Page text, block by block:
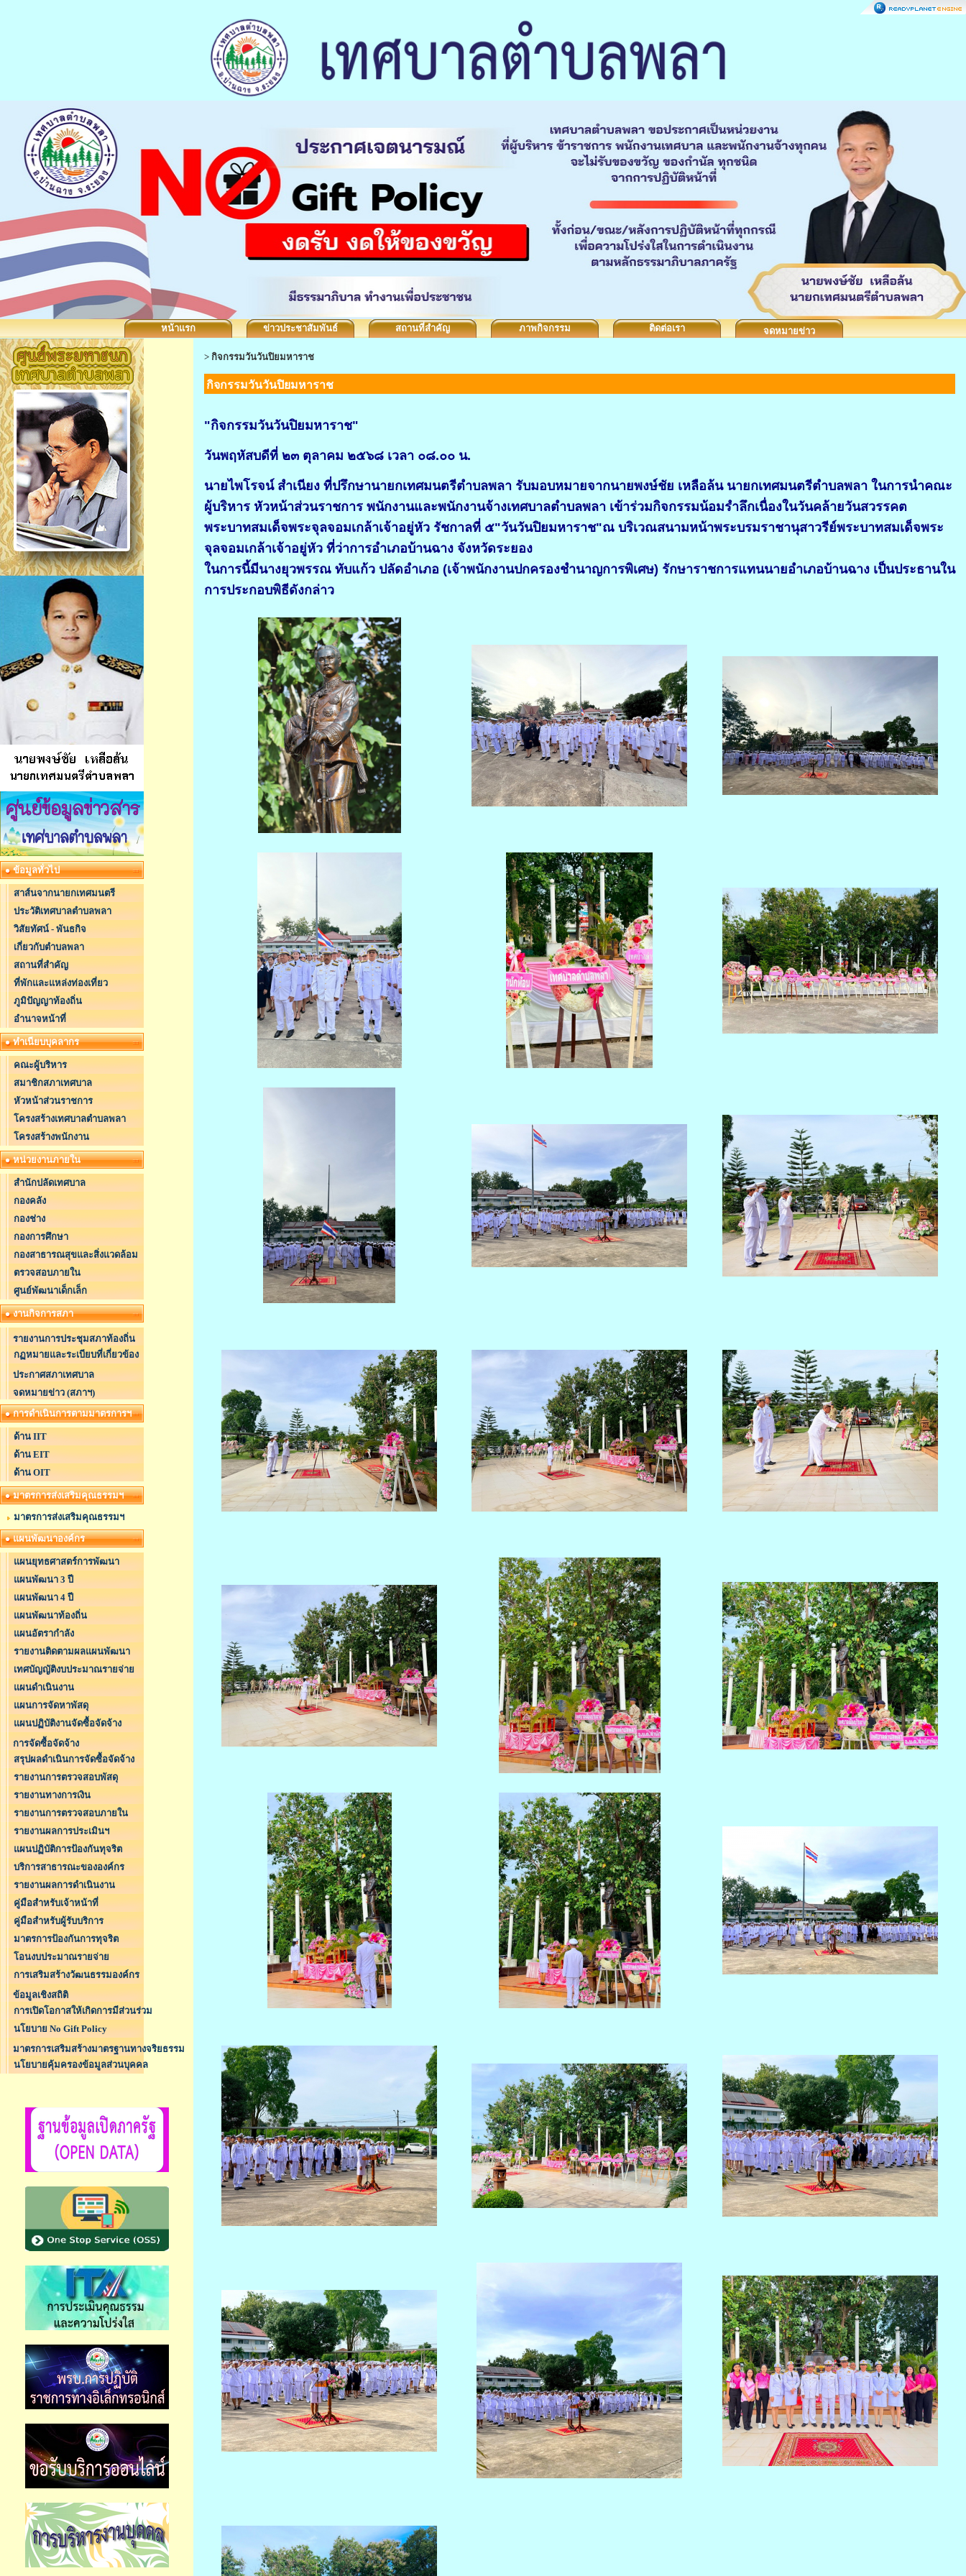
หน้าแรก ข่าวประชาสัมพันธ์ สถานที่สำคัญ ภาพกิจกรรม ติดต่อเรา จดหมายข่าว
ข้อมูลทั่วไป
สาส์นจากนายกเทศมนตรี
ประวัติเทศบาลตำบลพลา
วิสัยทัศน์ - พันธกิจ
เกี่ยวกับตำบลพลา
สถานที่สำคัญ
ที่พักและแหล่งท่องเที่ยว
ภูมิปัญญาท้องถิ่น
อำนาจหน้าที่
ทำเนียบบุคลากร
คณะผู้บริหาร
สมาชิกสภาเทศบาล
หัวหน้าส่วนราชการ
โครงสร้างเทศบาลตำบลพลา
โครงสร้างพนักงาน
หน่วยงานภายใน
สำนักปลัดเทศบาล
กองคลัง
กองช่าง
กองการศึกษา
กองสาธารณสุขและสิ่งแวดล้อม
ตรวจสอบภายใน
ศูนย์พัฒนาเด็กเล็ก
งานกิจการสภา
รายงานการประชุมสภาท้องถิ่น
กฏหมายและระเบียบที่เกี่ยวข้อง
ประกาศสภาเทศบาล
จดหมายข่าว (สภาฯ)
การดำเนินการตามมาตรการฯ
ด้าน IIT
ด้าน EIT
ด้าน OIT
มาตรการส่งเสริมคุณธรรมฯ
มาตรการส่งเสริมคุณธรรมฯ
แผนพัฒนาองค์กร
แผนยุทธศาสตร์การพัฒนา
แผนพัฒนา 3 ปี
แผนพัฒนา 4 ปี
แผนพัฒนาท้องถิ่น
แผนอัตรากำลัง
รายงานติดตามผลแผนพัฒนา
เทศบัญญัติงบประมาณรายจ่าย
แผนดำเนินงาน
แผนการจัดหาพัสดุ
แผนปฏิบัติงานจัดซื้อจัดจ้าง
การจัดซื้อจัดจ้าง
สรุปผลดำเนินการจัดซื้อจัดจ้าง
รายงานการตรวจสอบพัสดุ
รายงานทางการเงิน
รายงานการตรวจสอบภายใน
รายงานผลการประเมินฯ
แผนปฏิบัติการป้องกันทุจริต
บริการสาธารณะขององค์กร
รายงานผลการดำเนินงาน
คู่มือสำหรับเจ้าหน้าที่
คู่มือสำหรับผู้รับบริการ
มาตรการป้องกันการทุจริต
โอนงบประมาณรายจ่าย
การเสริมสร้างวัฒนธรรมองค์กร
ข้อมูลเชิงสถิติ
การเปิดโอกาสให้เกิดการมีส่วนร่วม
นโยบาย No Gift Policy
มาตรการเสริมสร้างมาตรฐานทางจริยธรรม
นโยบายคุ้มครองข้อมูลส่วนบุคคล
> กิจกรรมวันวันปิยมหาราช
กิจกรรมวันวันปิยมหาราช
"กิจกรรมวันวันปิยมหาราช"
วันพฤหัสบดีที่ ๒๓ ตุลาคม ๒๕๖๘ เวลา ๐๘.๐๐ น.
นายไพโรจน์ สำเนียง ที่ปรึกษานายกเทศมนตรีตำบลพลา รับมอบหมายจากนายพงษ์ชัย เหลือล้น นายกเทศมนตรีตำบลพลา ในการนำคณะ
ผู้บริหาร หัวหน้าส่วนราชการ พนักงานและพนักงานจ้างเทศบาลตำบลพลา เข้าร่วมกิจกรรมน้อมรำลึกเนื่องในวันคล้ายวันสวรรคต
พระบาทสมเด็จพระจุลจอมเกล้าเจ้าอยู่หัว รัชกาลที่ ๕"วันวันปิยมหาราช"ณ บริเวณสนามหน้าพระบรมราชานุสาวรีย์พระบาทสมเด็จพระ
จุลจอมเกล้าเจ้าอยู่หัว ที่ว่าการอำเภอบ้านฉาง จังหวัดระยอง
ในการนี้มีนางยุวพรรณ ทับแก้ว ปลัดอำเภอ (เจ้าพนักงานปกครองชำนาญการพิเศษ) รักษาราชการแทนนายอำเภอบ้านฉาง เป็นประธานใน
การประกอบพิธีดังกล่าว